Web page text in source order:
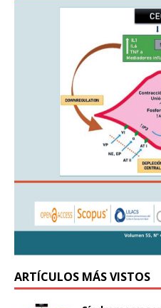
ARTÍCULOS MÁS VISTOS